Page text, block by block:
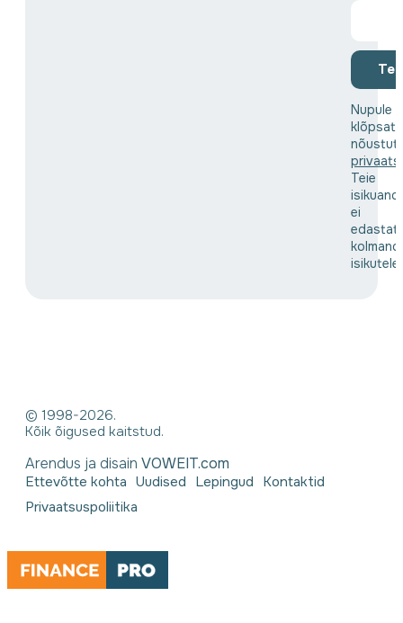
Nupule
Teie
ei
isikutele
© 1998-2026.
Kõik õigused kaitstud.
Arendus ja disain VOWEIT.com
Ettevõtte kohta Uudised Lepingud Kontaktid
Privaatsuspoliitika